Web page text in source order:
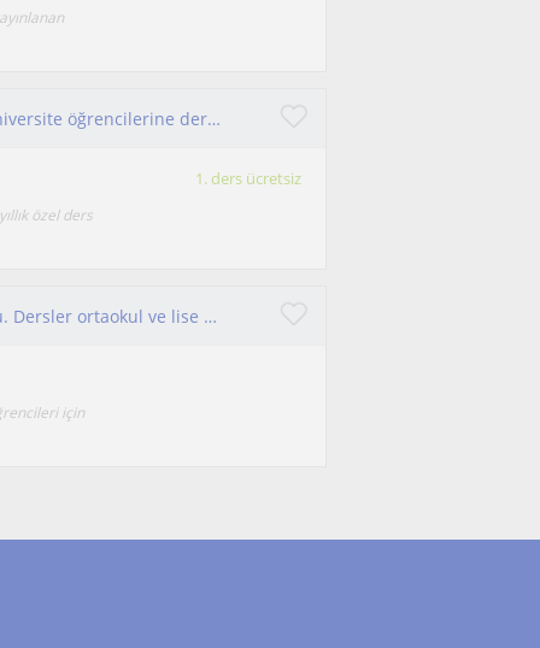
Lise öğrencilerine ve temel fizik kapsamında üniversite öğrencilerine ders verilir
1. ders ücretsiz
özel ders
Boğaziçi üniversitesi Fizik öğretmenliği mezunu. Dersler ortaokul ve lise öğrencilerine yöneliktir
için